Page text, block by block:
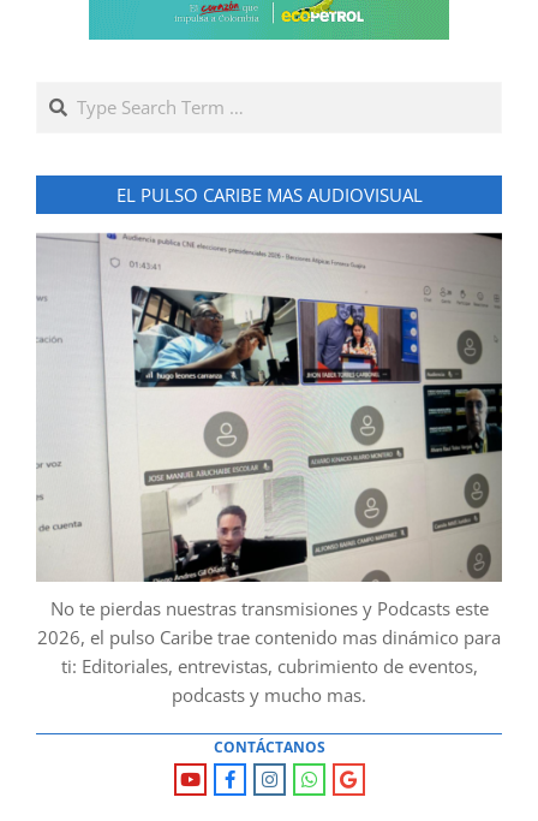
Search
EL PULSO CARIBE MAS AUDIOVISUAL
No te pierdas nuestras transmisiones y Podcasts este
2026, el pulso Caribe trae contenido mas dinámico para
ti: Editoriales, entrevistas, cubrimiento de eventos,
podcasts y mucho mas.
CONTÁCTANOS